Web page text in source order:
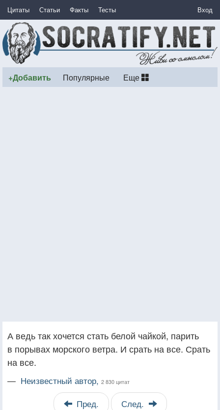
Цитаты Статьи Факты Тесты Вход
+Добавить Популярные Еще
А ведь так хочется стать белой чайкой, парить
в порывах морского ветра. И срать на все. Срать
на все.
— Неизвестный автор, 2 830 цитат
Пред. След.